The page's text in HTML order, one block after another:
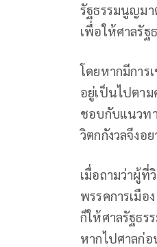
รัฐธรรมนูญม
เพื่อให้ศาลรั
โดยหากมีการ
อยู่เป็นไปตา
ชอบกับแนวท
วิตกกังวลจึงอ
เมื่อถามว่าผู้ที่
พรรคการเมื
ก็ให้ศาลรัฐธร
หากไปศาลก่อ